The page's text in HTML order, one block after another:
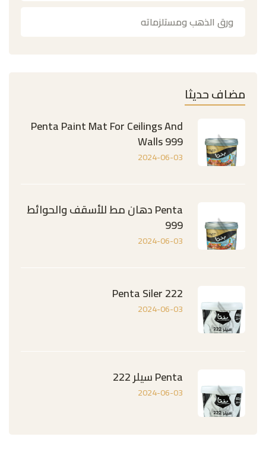
ورق الذهب ومستلزماته
مضاف حديثا
Penta Paint Mat For Ceilings And
Walls 999
2024-06-03
Penta دهان مط للأسقف والحوائط
999
2024-06-03
Penta Siler 222
2024-06-03
Penta سيلر 222
2024-06-03